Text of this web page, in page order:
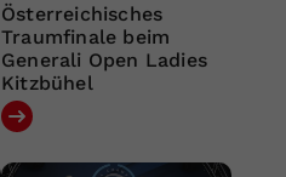
Österreichisches
Traumfinale beim
Generali Open Ladies
Kitzbühel